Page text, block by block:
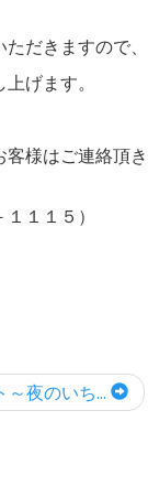
だきますので、
げます。
様はご連絡頂き
１１５）
夜のいち...